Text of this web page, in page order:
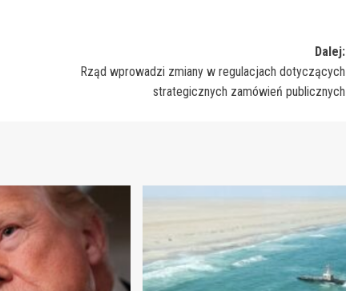
Dalej:
Rząd wprowadzi zmiany w regulacjach dotyczących
strategicznych zamówień publicznych